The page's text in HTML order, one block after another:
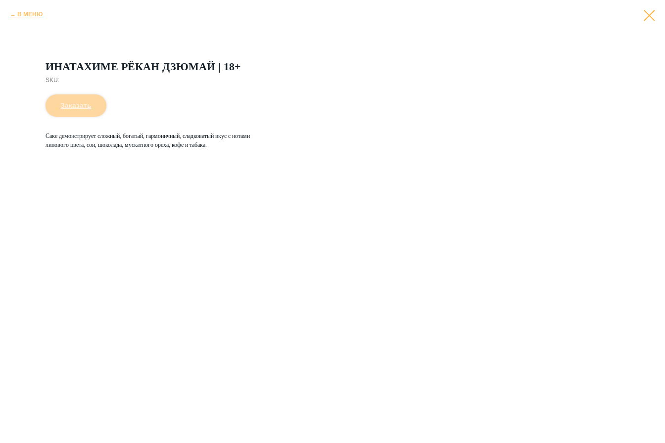
В МЕНЮ
ИНАТАХИМЕ РЁКАН ДЗЮМАЙ | 18+
SKU:
Заказать
Саке демонстрирует сложный, богатый, гармоничный, сладковатый вкус с нотами
липового цвета, сои, шоколада, мускатного ореха, кофе и табака.